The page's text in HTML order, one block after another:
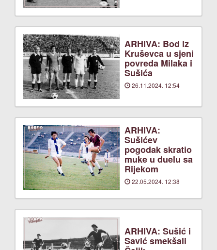
ARHIVA: Bod iz
Kruševca u sjeni
povreda Milaka i
Sušića
26.11.2024. 12:54
ARHIVA:
Sušićev
pogodak skratio
muke u duelu sa
Rijekom
22.05.2024. 12:38
ARHIVA: Sušić i
Savić smekšali